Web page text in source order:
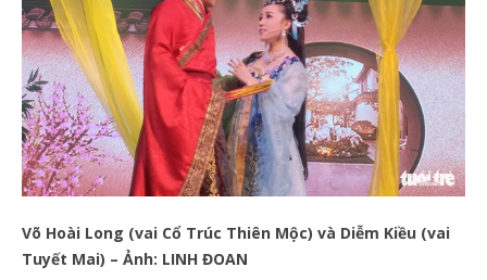
Võ Hoài Long (vai Cổ Trúc Thiên Mộc) và Diễm Kiều (vai
Tuyết Mai) – Ảnh: LINH ĐOAN